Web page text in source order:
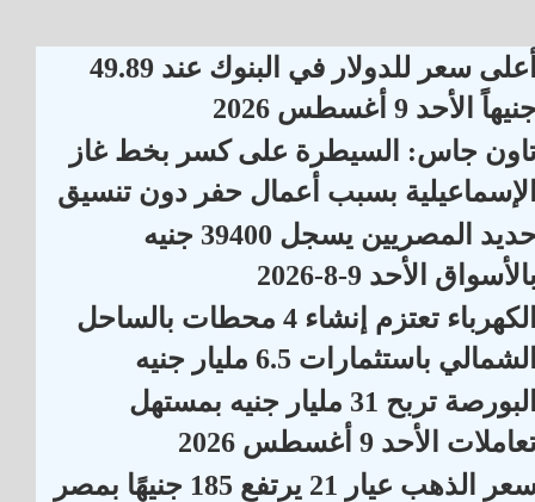
أعلى سعر للدولار في البنوك عند 49.89
الأحد 9 أغسطس 2026
جاس: السيطرة على كسر بخط غاز
بسبب أعمال حفر دون تنسيق
حديد المصريين يسجل 39400 جنيه
الأحد 9-8-2026
الكهرباء تعتزم إنشاء 4 محطات بالساحل
باستثمارات 6.5 مليار جنيه
البورصة تربح 31 مليار جنيه بمستهل
الأحد 9 أغسطس 2026
سعر الذهب عيار 21 يرتفع 185 جنيهًا بمصر